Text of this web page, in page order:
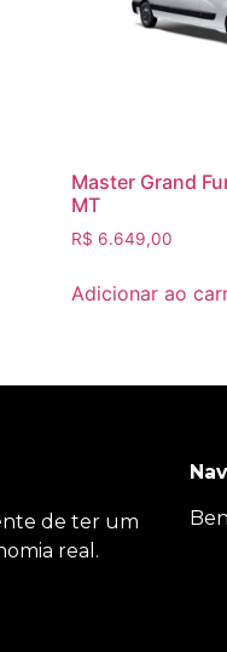
Master Grand
MT
R$ 6.649,00
Adicionar ao
de ter um
real.